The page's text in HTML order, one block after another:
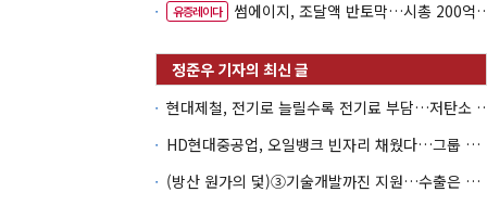
유증레이다 썸에이지, 조달액 반토막…시총 200억 못 넘으면 철회
현대제철, 전기로 늘릴수록
HD현대중공업, 오일뱅크 빈자리 채웠다…그룹 배당 핵심축 부상
(방산 원가의 덫)③기술개발까진 지원…수출은 각자도생